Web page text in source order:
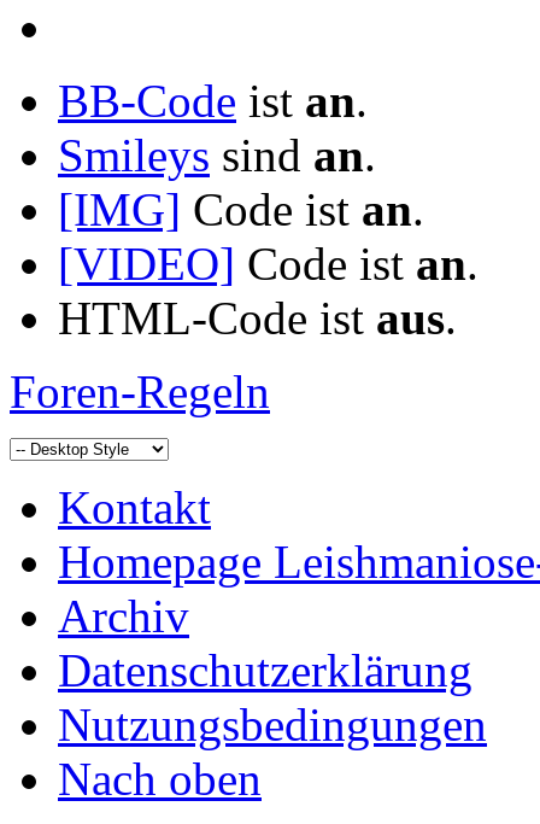
BB-Code ist an.
Smileys sind an.
[IMG] Code ist an.
[VIDEO] Code ist an.
HTML-Code ist aus.
Foren-Regeln
Kontakt
Homepage
Archiv
Datenschutzerklärung
Nutzungsbedingungen
Nach oben